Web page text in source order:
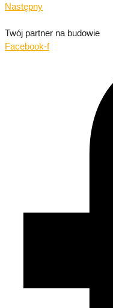
Następny
Twój partner na budowie
Facebook-f